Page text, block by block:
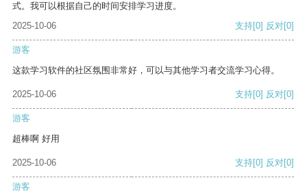
式。我可以根据自己的时间安排学习进度。
2025-10-06
支持[0] 反对[0]
游客
这款学习软件的社区氛围非常好，可以与其他学习者交流学习心得。
2025-10-06 支持[0] 反对[0]
游客
超棒啊 好用
2025-10-06 支持[0] 反对[0]
游客